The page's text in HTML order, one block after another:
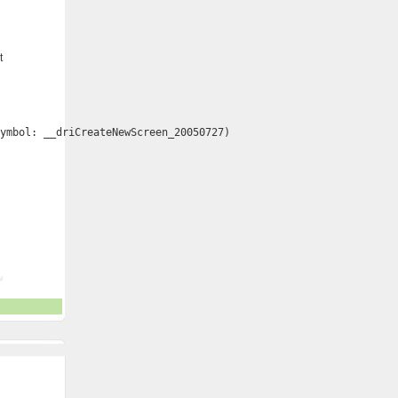
__driCreateNewScreen_20050727)